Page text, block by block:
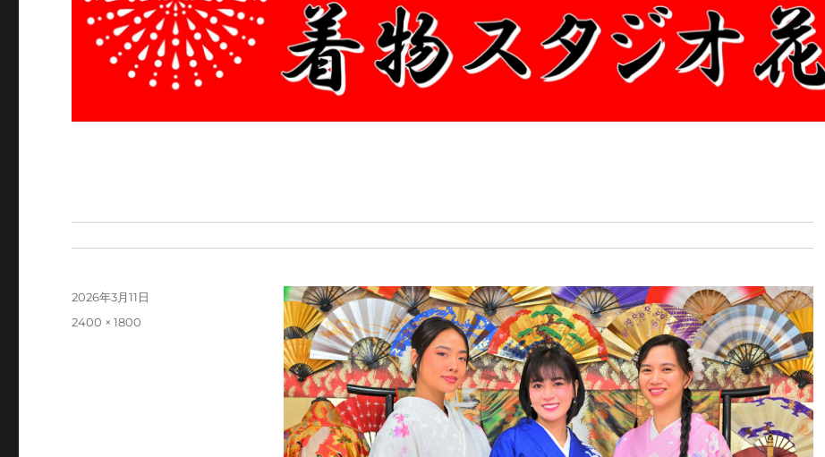
投
2026年3月11日
フ
2400 × 1800